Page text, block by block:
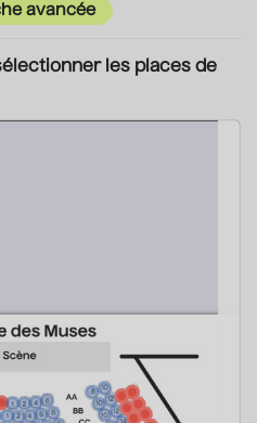
avancée
les places de